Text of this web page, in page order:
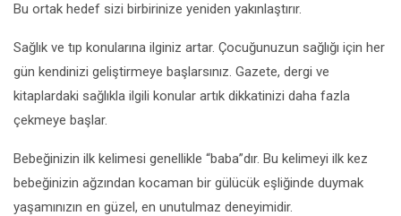
Bu ortak hedef sizi birbirinize yeniden yakınlaştırır.
Sağlık ve tıp konularına ilginiz artar. Çocuğunuzun sağlığı için her
gün kendinizi geliştirmeye başlarsınız. Gazete, dergi ve
kitaplardaki sağlıkla ilgili konular artık dikkatinizi daha fazla
çekmeye başlar.
Bebeğinizin ilk kelimesi genellikle “baba”dır. Bu kelimeyi ilk kez
bebeğinizin ağzından kocaman bir gülücük eşliğinde duymak
yaşamınızın en güzel, en unutulmaz deneyimidir.